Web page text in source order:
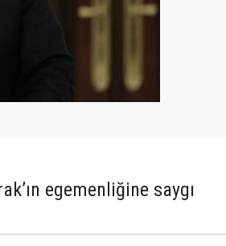
egemenliğine saygı